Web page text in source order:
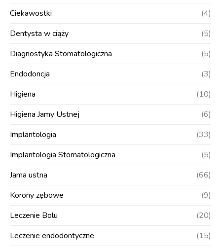
Ciekawostki
(4)
Dentysta w ciąży
(5)
Diagnostyka Stomatologiczna
(5)
Endodoncja
(3)
Higiena
(10)
Higiena Jamy Ustnej
(6)
Implantologia
(33)
Implantologia Stomatologiczna
(5)
Jama ustna
(66)
Korony zębowe
(9)
Leczenie Bolu
(20)
Leczenie endodontyczne
(15)